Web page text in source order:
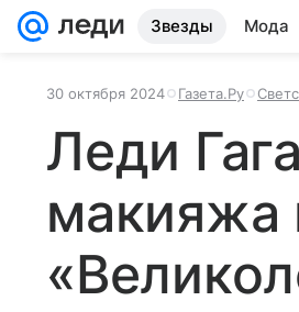
Звезды Мода
30 октября 2024 Газета.Ру
Леди
макияжа